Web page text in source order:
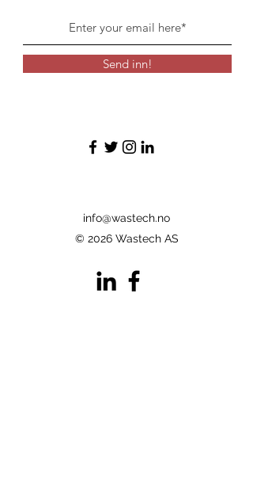
Send inn!
info@wastech.no
© 2026 Wastech AS